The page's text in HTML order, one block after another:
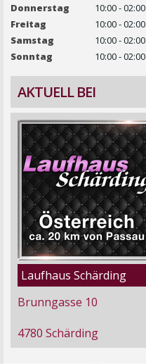
Donnerstag
10:00 - 02:00
Freitag
10:00 - 02:00
Samstag
10:00 - 02:00
Sonntag
10:00 - 02:00
AKTUELL BEI
Laufhaus Schärding
Brunngasse 10
4780 Schärding